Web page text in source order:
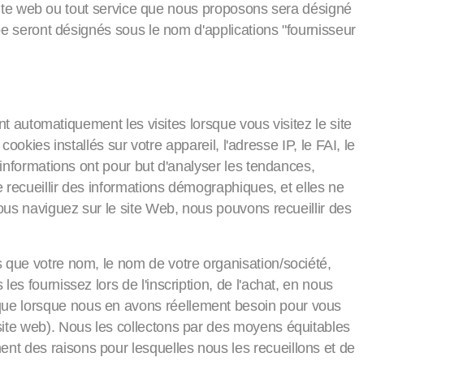
web ou tout service que nous proposons sera désigné
seront désignés sous le nom d'applications "fournisseur
automatiquement les visites lorsque vous visitez le site
installés sur votre appareil, l'adresse IP, le FAI, le
ont pour but d'analyser les tendances,
des informations démographiques, et elles ne
naviguez sur le site Web, nous pouvons recueillir des
votre nom, le nom de votre organisation/société,
fournissez lors de l'inscription, de l'achat, en nous
lorsque nous en avons réellement besoin pour vous
web). Nous les collectons par des moyens équitables
des raisons pour lesquelles nous les recueillons et de